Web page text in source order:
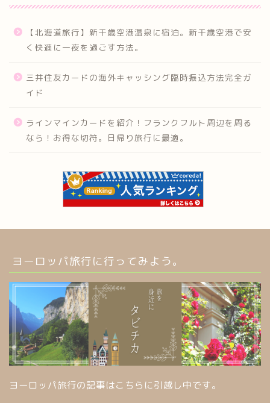
【北海道旅行】新千歳空港温泉に宿泊。新千歳空港で安
く快適に一夜を過ごす方法。
三井住友カードの海外キャッシング臨時振込方法完全ガ
イド
ラインマインカードを紹介！フランクフルト周辺を周る
なら！お得な切符。日帰り旅行に最適。
ヨーロッパ旅行に行ってみよう。
ヨーロッパ旅行の記事はこちらに引越し中です。